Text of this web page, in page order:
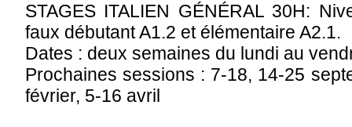
STAGES ITALIEN GÉNÉRAL 30H:
faux débutant A1.2 et élémentaire A2.1.
Dates : deux semaines du lundi au
Prochaines sessions : 7-18, 14-25
février, 5-16 avril